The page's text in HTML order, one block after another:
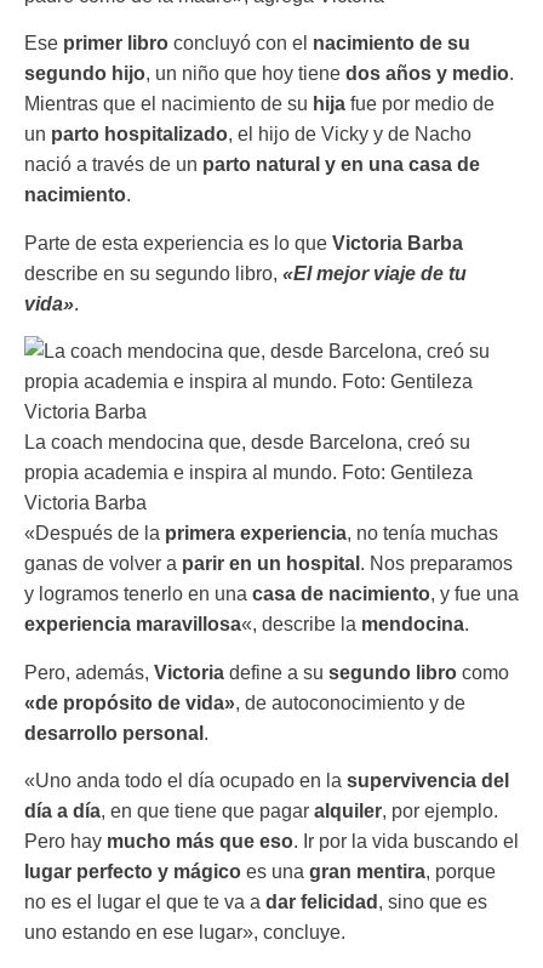
Ese primer libro concluyó con el nacimiento de su
segundo hijo, un niño que hoy tiene dos años y medio.
Mientras que el nacimiento de su hija fue por medio de
un parto hospitalizado, el hijo de Vicky y de Nacho
nació a través de un parto natural y en una casa de
nacimiento.
Parte de esta experiencia es lo que Victoria Barba
describe en su segundo libro, «El mejor viaje de tu
vida».
La coach mendocina que, desde Barcelona, creó su
propia academia e inspira al mundo. Foto: Gentileza
Victoria Barba
«Después de la primera experiencia, no tenía muchas
ganas de volver a parir en un hospital . Nos preparamos
y logramos tenerlo en una casa de nacimiento, y fue una
experiencia maravillosa«, describe la mendocina.
Pero, además, Victoria define a su segundo libro como
«de propósito de vida», de autoconocimiento y de
desarrollo personal .
«Uno anda todo el día ocupado en la supervivencia del
día a día, en que tiene que pagar alquiler, por ejemplo.
Pero hay mucho más que eso. Ir por la vida buscando el
lugar perfecto y mágico es una gran mentira, porque
no es el lugar el que te va a dar felicidad , sino que es
uno estando en ese lugar», concluye.